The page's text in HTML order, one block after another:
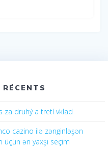
za druhý a tretí vklad
cazino ilə zənginləşən
üçün ən yaxşı seçim